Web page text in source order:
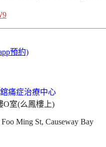
預約)
O室(么鳳樓上)
Ming St, Causeway Bay